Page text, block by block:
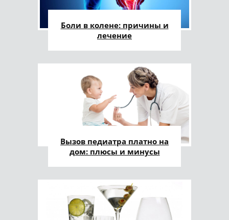
Боли в колене: причины и
лечение
Вызов педиатра платно на
дом: плюсы и минусы